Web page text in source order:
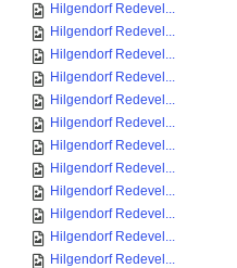
Hilgendorf Redevel...
Hilgendorf Redevel...
Hilgendorf Redevel...
Hilgendorf Redevel...
Hilgendorf Redevel...
Hilgendorf Redevel...
Hilgendorf Redevel...
Hilgendorf Redevel...
Hilgendorf Redevel...
Hilgendorf Redevel...
Hilgendorf Redevel...
Hilgendorf Redevel...